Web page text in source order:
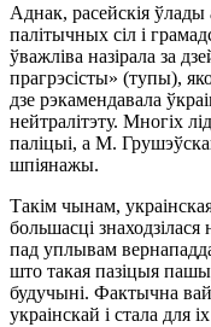
Аднак, расейскія ўлады
палітычных сіл і
ўважліва назірала за
прагрэсісты» (тупы),
дзе рэкамендавала
нейтралітэту. Многіх
паліцыі, а М.
шпіянажы.
Такім чынам,
большасці
пад уплывам
што такая пазіцыя
будучыні. Фактычна
украінскай і стала для